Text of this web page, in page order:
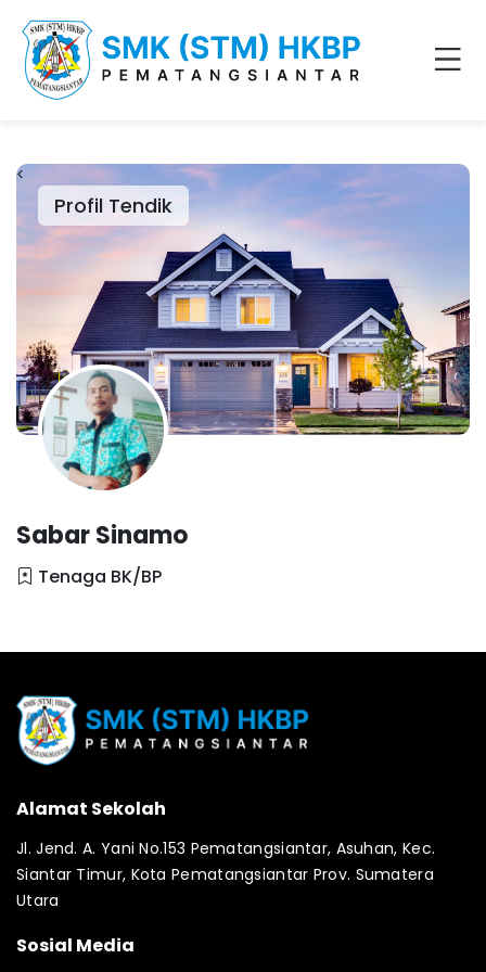
Profil Tendik
<
Sabar Sinamo
Tenaga BK/BP
Alamat Sekolah
Jl. Jend. A. Yani No.153 Pematangsiantar, Asuhan, Kec.
Siantar Timur, Kota Pematangsiantar Prov. Sumatera
Utara
Sosial Media